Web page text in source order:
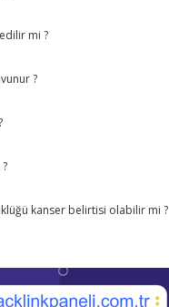
mi ?
?
kanser belirtisi olabilir mi ?